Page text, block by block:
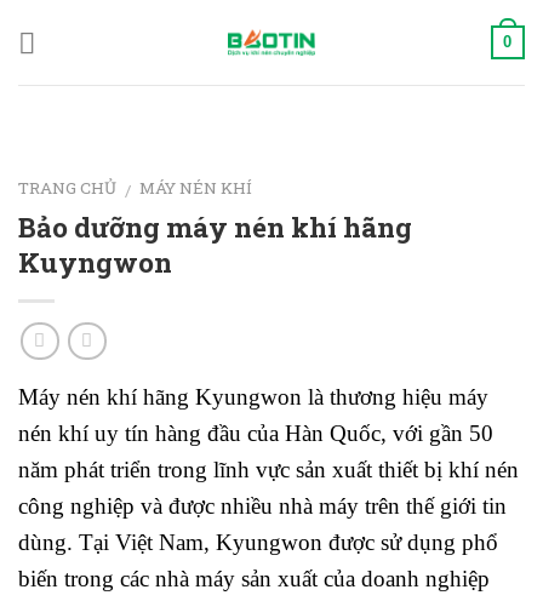
0
TRANG CHỦ / MÁY NÉN KHÍ
Bảo dưỡng máy nén khí hãng
Kuyngwon
Máy nén khí hãng Kyungwon là thương hiệu máy
nén khí uy tín hàng đầu của Hàn Quốc, với gần 50
năm phát triển trong lĩnh vực sản xuất thiết bị khí nén
công nghiệp và được nhiều nhà máy trên thế giới tin
dùng. Tại Việt Nam, Kyungwon được sử dụng phổ
biến trong các nhà máy sản xuất của doanh nghiệp